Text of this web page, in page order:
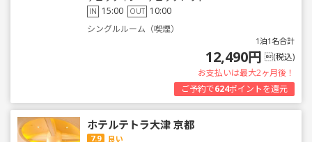
IN 15:00 OUT 10:00
シングルルーム（喫煙）
1泊1名合計
12,490円 (税込)
お支払いは最大2ヶ月後！
ご予約で624ポイントを還元
ホテルテトラ大津 京都
7.9 良い